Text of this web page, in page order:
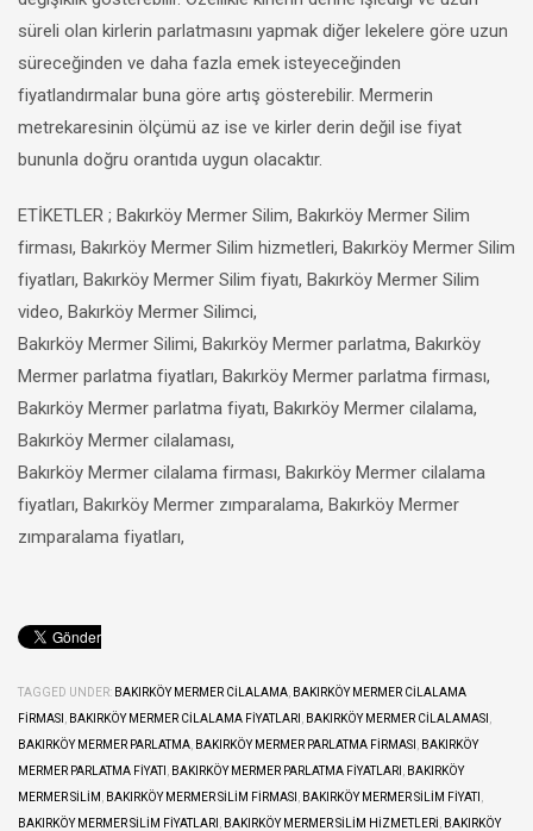
süreli olan kirlerin parlatmasını yapmak diğer lekelere göre uzun
süreceğinden ve daha fazla emek isteyeceğinden
fiyatlandırmalar buna göre artış gösterebilir. Mermerin
metrekaresinin ölçümü az ise ve kirler derin değil ise fiyat
bununla doğru orantıda uygun olacaktır.
ETİKETLER ; Bakırköy Mermer Silim, Bakırköy Mermer Silim
firması, Bakırköy Mermer Silim hizmetleri, Bakırköy Mermer Silim
fiyatları, Bakırköy Mermer Silim fiyatı, Bakırköy Mermer Silim
video, Bakırköy Mermer Silimci,
Bakırköy Mermer Silimi, Bakırköy Mermer parlatma, Bakırköy
Mermer parlatma fiyatları, Bakırköy Mermer parlatma firması,
Bakırköy Mermer parlatma fiyatı, Bakırköy Mermer cilalama,
Bakırköy Mermer cilalaması,
Bakırköy Mermer cilalama firması, Bakırköy Mermer cilalama
fiyatları, Bakırköy Mermer zımparalama, Bakırköy Mermer
zımparalama fiyatları,
TAGGED UNDER: BAKIRKÖY MERMER CILALAMA BAKIRKÖY MERMER CILALAMA
FIRMASI
BAKIRKÖY MERMER CILALAMA FIYATLARI BAKIRKÖY MERMER CILALAMASI
BAKIRKÖY MERMER PARLATMA BAKIRKÖY MERMER PARLATMA FIRMASI
BAKIRKÖY
MERMER PARLATMA FIYATI
BAKIRKÖY MERMER PARLATMA FIYATLARI
BAKIRKÖY
MERMER SILIM
BAKIRKÖY MERMER SILIM FIRMASI BAKIRKÖY MERMER SILIM FIYATI
BAKIRKÖY MERMER SILIM FIYATLARI
BAKIRKÖY MERMER SILIM HIZMETLERI
BAKIRKÖY